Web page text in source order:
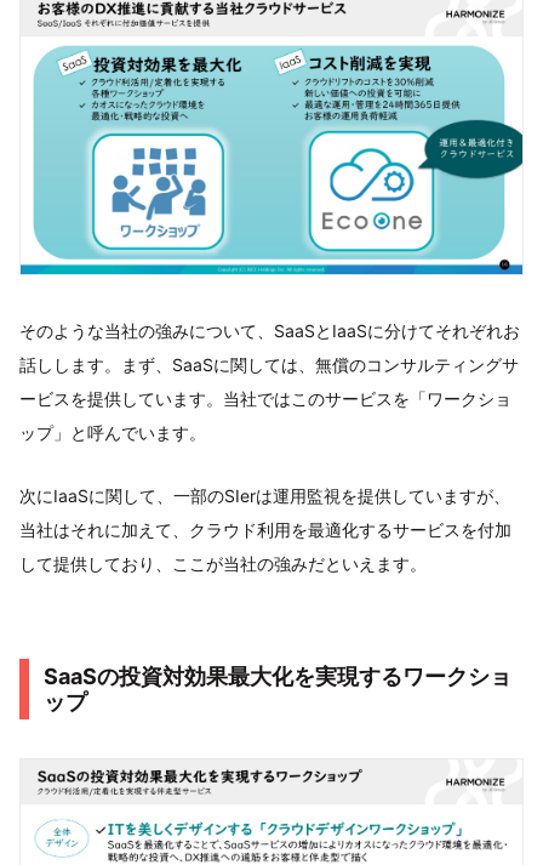
そのような当社の強みについて、SaaSとIaaSに分けてそれぞれお
話しします。まず、SaaSに関しては、無償のコンサルティングサ
ービスを提供しています。当社ではこのサービスを「ワークショ
ップ」と呼んでいます。
次にIaaSに関して、一部のSIerは運用監視を提供していますが、
当社はそれに加えて、クラウド利用を最適化するサービスを付加
して提供しており、ここが当社の強みだといえます。
SaaSの投資対効果最大化を実現するワークショ
ップ